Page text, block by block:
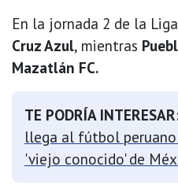
En la jornada 2 de la
Cruz Azul, mientras
Mazatlán FC.
TE PODRÍA
llega al fútbol
'viejo conocido' de